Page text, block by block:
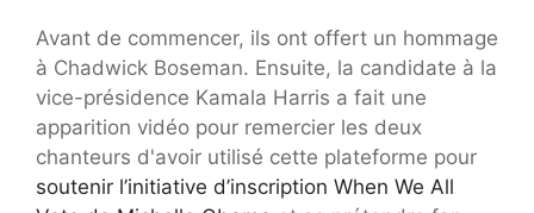
Avant de commencer, ils ont offert un hommage
à Chadwick Boseman. Ensuite, la candidate à la
vice-présidence Kamala Harris a fait une
apparition vidéo pour remercier les deux
chanteurs d'avoir utilisé cette plateforme pour
soutenir l’initiative d’inscription When We All